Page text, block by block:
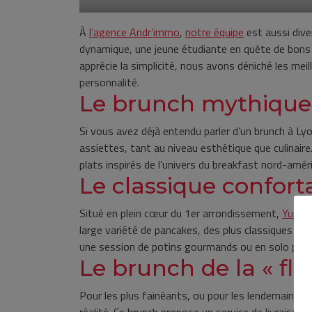
À l’agence Andr’immo, notre équipe est aussi
dynamique, une jeune étudiante en quête de
apprécie la simplicité, nous avons déniché les
personnalité.
Le brunch mythique
Si vous avez déjà entendu parler d’un brunch à
assiettes, tant au niveau esthétique que
plats inspirés de l’univers du breakfast nord-
Le classique
Situé en plein cœur du 1er arrondissement,
large variété de pancakes, des plus classiques
une session de potins gourmands ou en solo
Le brunch de la «
Pour les plus fainéants, ou pour les lendemains